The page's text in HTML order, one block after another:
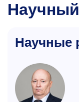
Научные